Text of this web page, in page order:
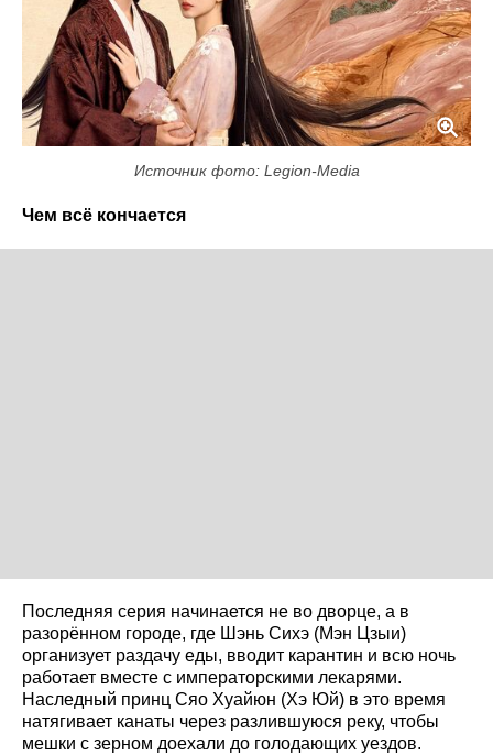
Источник фото: Legion-Media
Чем всё кончается
Последняя серия начинается не во дворце, а в
разорённом городе, где Шэнь Сихэ (Мэн Цзыи)
организует раздачу еды, вводит карантин и всю ночь
работает вместе с императорскими лекарями.
Наследный принц Сяо Хуайюн (Хэ Юй) в это время
натягивает канаты через разлившуюся реку, чтобы
мешки с зерном доехали до голодающих уездов.